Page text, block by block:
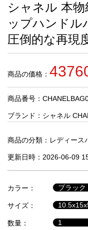
お
す
す
め
商
人
気
商
セ
ル
品
シャネル 本
ップハンドル
圧倒的な再現
商品の価格：
商品番号：
ブランド： シャネル
商品の分類： レディース
更新日時：2026-06-09
カラー：
サイズ：
数量：